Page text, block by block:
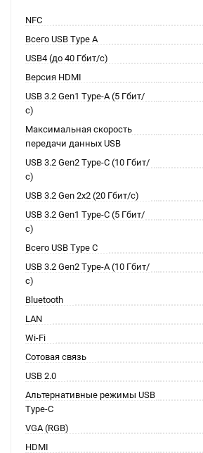
NFC
Всего USB Type A
USB4 (до 40 Гбит/с)
Версия HDMI
USB 3.2 Gen1 Type-A (5 Гбит/
с)
Максимальная скорость
передачи данных USB
USB 3.2 Gen2 Type-C (10 Гбит/
с)
USB 3.2 Gen 2x2 (20 Гбит/с)
USB 3.2 Gen1 Type-C (5 Гбит/
с)
Всего USB Type C
USB 3.2 Gen2 Type-A (10 Гбит/
с)
Bluetooth
LAN
Wi-Fi
Сотовая связь
USB 2.0
Альтернативные режимы USB
Type-C
VGA (RGB)
HDMI